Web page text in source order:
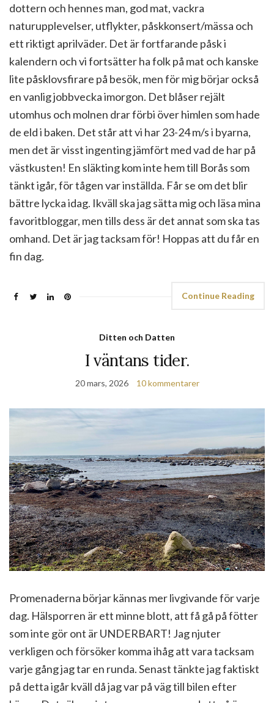
dottern och hennes man, god mat, vackra
naturupplevelser, utflykter, påskkonsert/mässa och
ett riktigt aprilväder. Det är fortfarande påsk i
kalendern och vi fortsätter ha folk på mat och kanske
lite påsklovsfirare på besök, men för mig börjar också
en vanlig jobbvecka imorgon. Det blåser rejält
utomhus och molnen drar förbi över himlen som hade
de eld i baken. Det står att vi har 23-24 m/s i byarna,
men det är visst ingenting jämfört med vad de har på
västkusten! En släkting kom inte hem till Borås som
tänkt igår, för tågen var inställda. Får se om det blir
bättre lycka idag. Ikväll ska jag sätta mig och läsa mina
favoritbloggar, men tills dess är det annat som ska tas
omhand. Det är jag tacksam för! Hoppas att du får en
fin dag.
Continue Reading
Ditten och Datten
I väntans tider.
20 mars, 2026 10 kommentarer
Promenaderna börjar kännas mer livgivande för varje
dag. Hälsporren är ett minne blott, att få gå på fötter
som inte gör ont är UNDERBART! Jag njuter
verkligen och försöker komma ihåg att vara tacksam
varje gång jag tar en runda. Senast tänkte jag faktiskt
på detta igår kväll då jag var på väg till bilen efter